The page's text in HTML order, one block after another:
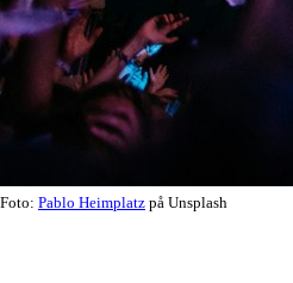
Foto: Pablo Heimplatz på Unsplash